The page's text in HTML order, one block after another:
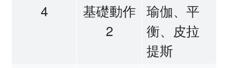
4
基礎動作
2
瑜伽、平
衡、皮拉
提斯